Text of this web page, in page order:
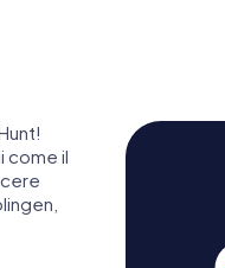
come il